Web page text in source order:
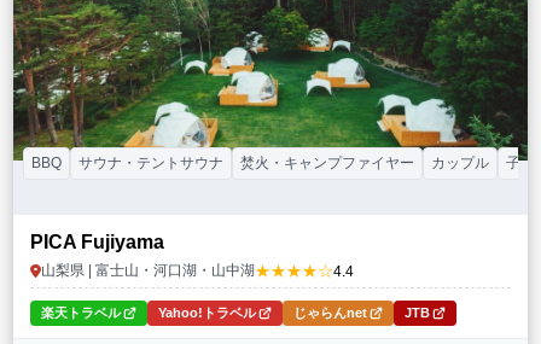
PICA Fujiyama
山梨県 | 富士山・河口湖・山中湖★★★★☆4.4
BBQ サウナ・テントサウナ 焚火・キャンプファイヤー カップル 子連
楽天トラベル Yahoo!トラベル じゃらんnet JTB